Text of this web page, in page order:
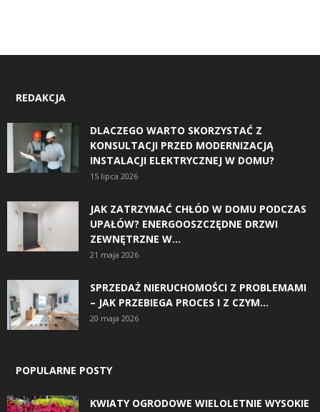
REDAKCJA
DLACZEGO WARTO SKORZYSTAĆ Z
KONSULTACJI PRZED MODERNIZACJĄ
INSTALACJI ELEKTRYCZNEJ W DOMU?
15 lipca 2026
JAK ZATRZYMAĆ CHŁÓD W DOMU PODCZAS
UPAŁÓW? ENERGOOSZCZĘDNE DRZWI
ZEWNĘTRZNE W...
21 maja 2026
SPRZEDAŻ NIERUCHOMOŚCI Z PROBLEMAMI
– JAK PRZEBIEGA PROCES I Z CZYM...
20 maja 2026
POPULARNE POSTY
KWIATY OGRODOWE WIELOLETNIE WYSOKIE